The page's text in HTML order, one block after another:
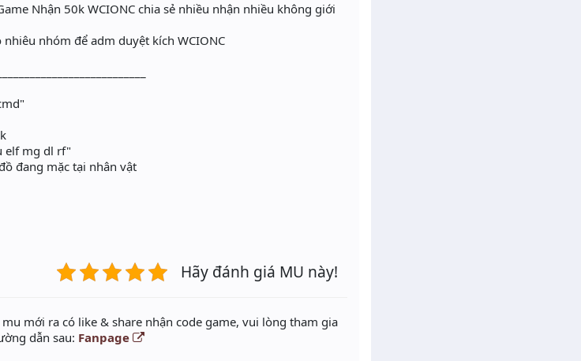
Nhận 50k WCIONC chia sẻ nhiều nhận nhiều không giới
nhóm để adm duyệt kích WCIONC
Gõ 2 Lần
cmd"
- Offattack
elf mg dl rf"
đang mặc tại nhân vật
Hãy đánh giá MU này!
mới ra có like & share nhận code game, vui lòng tham gia
dẫn sau: Fanpage